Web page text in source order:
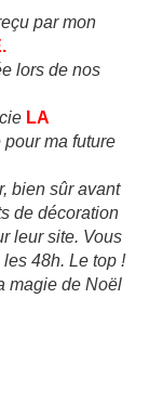
par mon
.
lors de nos
LA
ma future
bien sûr avant
de décoration
leur site. Vous
48h. Le top !
magie de Noël